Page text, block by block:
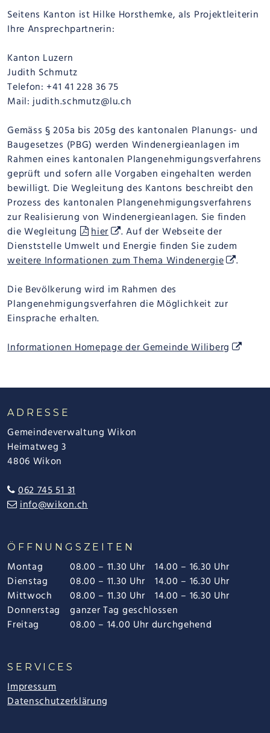
Seitens Kanton ist Hilke Horsthemke, als Projektleiterin
Ihre Ansprechpartnerin:
Kanton Luzern
Judith Schmutz
Telefon: +41 41 228 36 75
Mail: judith.schmutz@lu.ch
Gemäss § 205a bis 205g des kantonalen Planungs- und
Baugesetzes (PBG) werden Windenergieanlagen im
Rahmen eines kantonalen Plangenehmigungsverfahrens
geprüft und sofern alle Vorgaben eingehalten werden
bewilligt. Die Wegleitung des Kantons beschreibt den
Prozess des kantonalen Plangenehmigungsverfahrens
zur Realisierung von Windenergieanlagen. Sie finden
die Wegleitung
hier
. Auf der Webseite der
Dienststelle Umwelt und Energie finden Sie zudem
weitere Informationen zum Thema Windenergie
.
Die Bevölkerung wird im Rahmen des
Plangenehmigungsverfahren die Möglichkeit zur
Einsprache erhalten.
Informationen Homepage der Gemeinde Wiliberg
FOOTER
ADRESSE
Gemeindeverwaltung Wikon
Heimatweg 3
4806 Wikon
062 745 51 31
info@wikon.ch
ÖFFNUNGSZEITEN
Montag 08.00 – 11.30 Uhr
14.00 – 16.30 Uhr
Dienstag
08.00 – 11.30 Uhr
14.00 – 16.30 Uhr
Mittwoch
08.00 – 11.30 Uhr
14.00 – 16.30 Uhr
Donnerstag
ganzer Tag geschlossen
Freitag
08.00 – 14.00 Uhr durchgehend
SERVICES
Impressum
Datenschutzerklärung